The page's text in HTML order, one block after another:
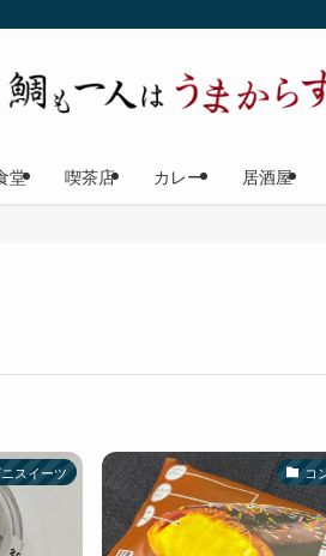
堂 喫茶店 カレー 居酒屋
スイーツ コ